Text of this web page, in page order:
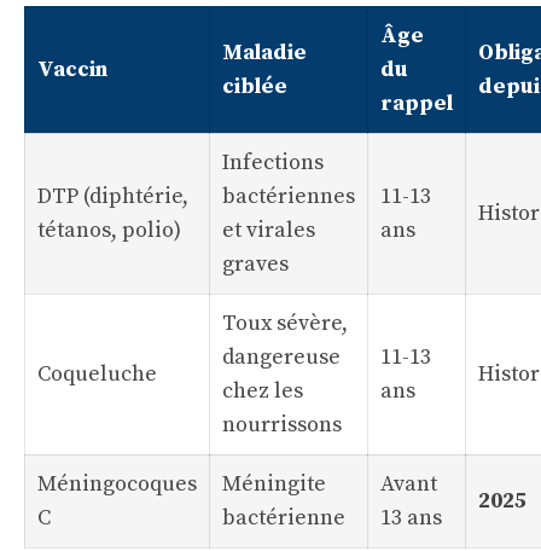
Vaccin
Maladie
ciblée
Âge
du
rappel
DTP (diphtérie,
tétanos, polio)
Infections
bactériennes
et virales
graves
11-13
ans
Coqueluche
Toux sévère,
dangereuse
chez les
nourrissons
11-13
ans
Méningocoques
C
Méningite
bactérienne
Avant
13 ans
2025